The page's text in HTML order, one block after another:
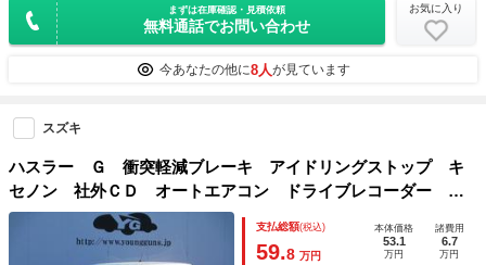
まずは在庫確認・見積依頼
無料通話でお問い合わせ
お気に入り
今あなたの他に8人が見ています
スズキ
ハスラー Ｇ 衝突軽減ブレーキ アイドリングストップ キ
セノン 社外ＣＤ オートエアコン ドライブレコーダー イ
ンパネＣＶＴ ベンチシート 運転席シートヒーター ＥＴＣ
支払総額(税込)
59.8 万円
本体価格
53.1
万円
諸費用
6.7
万円